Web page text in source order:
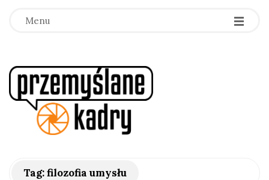
Menu
p
Tag:filozofia umysłu